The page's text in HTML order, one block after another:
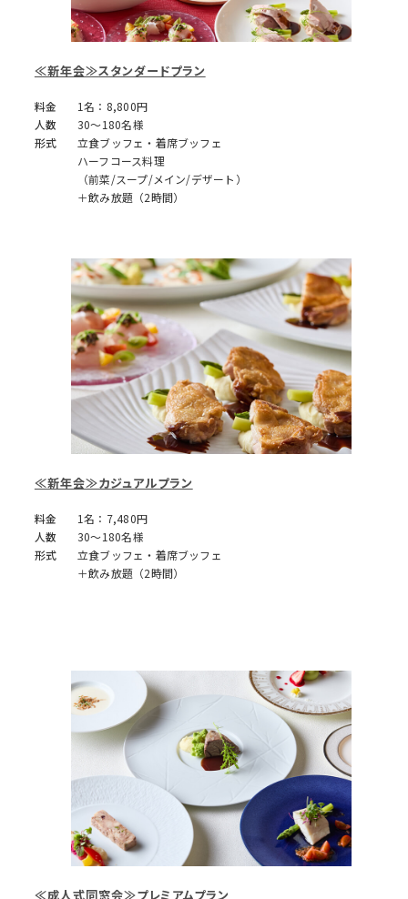
≪新年会≫スタンダードプラン
料金
1名：8,800円
人数
30～180名様
形式
立食ブッフェ・着席ブッフェ
ハーフコース料理
（前菜/スープ/メイン/デザート）
＋飲み放題（2時間）
≪新年会≫カジュアルプラン
料金
1名：7,480円
人数
30～180名様
形式
立食ブッフェ・着席ブッフェ
＋飲み放題（2時間）
≪成人式同窓会≫プレミアムプラン